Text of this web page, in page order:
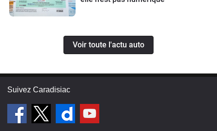
Voir toute l'actu auto
Suivez Caradisiac